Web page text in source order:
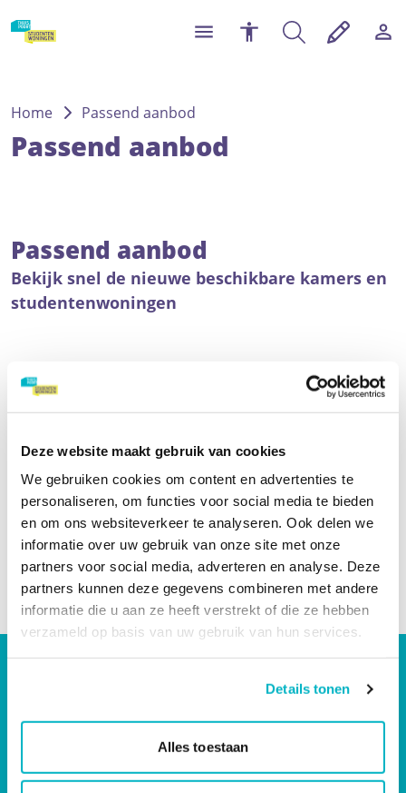
Deze website maakt gebruik van cookies
We gebruiken cookies om content en advertenties te
personaliseren, om functies voor social media te bieden
en om ons websiteverkeer te analyseren. Ook delen we
informatie over uw gebruik van onze site met onze
partners voor social media, adverteren en analyse. Deze
partners kunnen deze gegevens combineren met andere
informatie die u aan ze heeft verstrekt of die ze hebben
verzameld op basis van uw gebruik van hun services.
Details tonen
Alles toestaan
Home Passend aanbod
Passend aanbod
Passend aanbod
Bekijk snel de nieuwe beschikbare kamers en
studentenwoningen
Snel alle woningen bekijken waarop je mag reageren.
Het meeste uitzoekwerk doen wij alvast voor je op basis
van jouw woonwensen!
OVER THUISPOORT STUDENTENWONINGEN
Vind jouw studentenkamer in Boxtel of 's-